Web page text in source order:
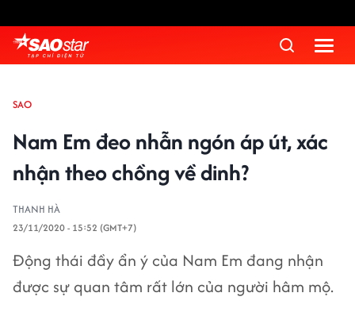
SAO
Nam Em đeo nhẫn ngón áp út, xác
nhận theo chồng về dinh?
THANH HÀ
23/11/2020 - 15:52 (GMT+7)
Động thái đầy ẩn ý của Nam Em đang nhận
được sự quan tâm rất lớn của người hâm mộ.